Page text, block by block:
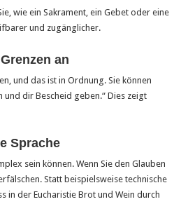
wie ein Sakrament, ein Gebet oder eine
und zugänglicher.
an
und das ist in Ordnung. Sie können
und dir Bescheid geben.“ Dies zeigt
Sprache
sein können. Wenn Sie den Glauben
Statt beispielsweise technische
in der Eucharistie Brot und Wein durch